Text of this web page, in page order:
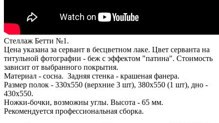
Стеллаж Бетти №1.
Цена указана за сервант в бесцветном лаке. Цвет серванта на
титульной фотографии - беж с эффектом "патина". Стоимость
зависит от выбранного покрытия.
Материал - сосна. Задняя стенка - крашеная фанера.
Размер полок - 330х550 (верхние 3 шт), 380х550 (1 шт), дно -
430х550.
Ножки-бочки, возможны углы. Высота - 65 мм.
Рекомендуется профессиональная сборка.